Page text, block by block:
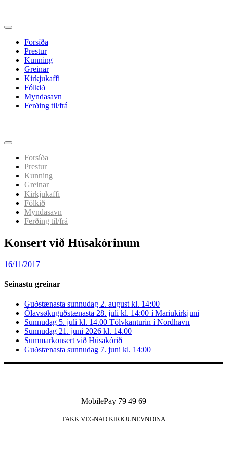
Forsíða
Prestur
Kunning
Greinar
Kirkjukaffi
Fólkið
Myndasavn
Ferðing til/frá
indhold
Forsíða
Prestur
Kunning
Greinar
Kirkjukaffi
Fólkið
Myndasavn
Ferðing til/frá
Konsert við Húsakórinum
16/11/2017
Seinastu greinar
Guðstænasta sunnudag 2. august kl. 14:00
Ólavsøkuguðstænasta 28. juli kl. 14:00 í Mariukirkjuni
Sunnudag 5. juli kl. 14.00 Tólvkanturin í Nordhavn
Sunnudag 21. juni 2026 kl. 14.00
Summarkonsert við Húsakórið
Guðstænasta sunnudag 7. juni kl. 14:00
MobilePay 79 49 69
TAKK VEGNAÐ KIRKJUNEVNDINA